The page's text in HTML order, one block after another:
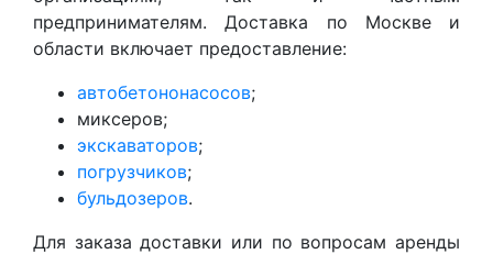
предпринимателям. Доставка по Москве и
области включает предоставление:
автобетононасосов;
миксеров;
экскаваторов;
погрузчиков;
бульдозеров.
Для заказа доставки или по вопросам аренды